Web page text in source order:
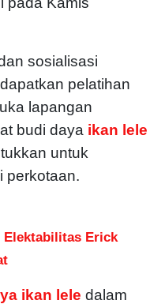
sosialisasi
pelatihan
lapangan
budi daya ikan lele
untuk
perkotaan.
Elektabilitas Erick
ikan lele dalam